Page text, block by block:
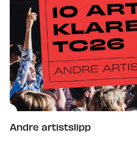
Andre artistslipp